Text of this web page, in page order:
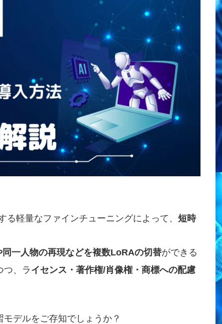
る軽量なファインチューニングによって、 短時
一人物の再現などを複数LoRAの切替ができる
つ、ラ イセンス・著作権/肖像権・商標への配慮
モデルをご存知でしょうか？